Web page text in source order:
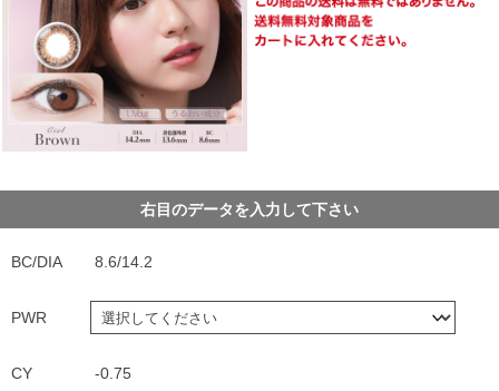
右目のデータを入力して下さい
BC/DIA 8.6/14.2
PWR
CY -0.75